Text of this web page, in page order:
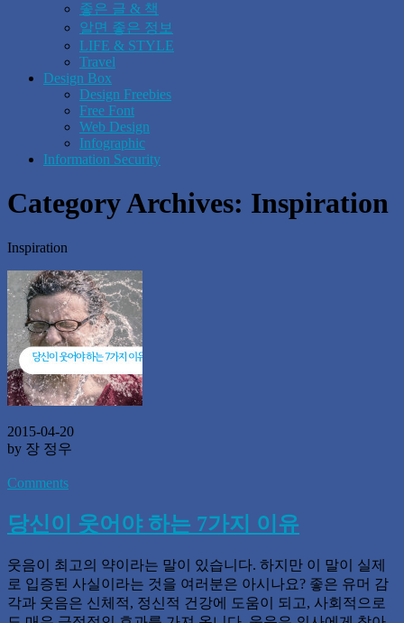
좋은 글 & 책
알면 좋은 정보
LIFE & STYLE
Travel
Design Box
Design Freebies
Free Font
Web Design
Infographic
Information Security
Category Archives: Inspiration
Inspiration
2015-04-20
by 장 정우
Comments
당신이 웃어야 하는 7가지 이유
웃음이 최고의 약이라는 말이 있습니다. 하지만 이 말이 실제
로 입증된 사실이라는 것을 여러분은 아시나요? 좋은 유머 감
각과 웃음은 신체적, 정신적 건강에 도움이 되고, 사회적으로